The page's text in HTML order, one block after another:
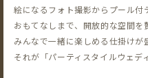
絵になるフォト撮影から プール付
おもてなしまで、開放的な空間を
みんなで一緒に楽しめる仕掛けが
それが「パーティスタイルウェデ